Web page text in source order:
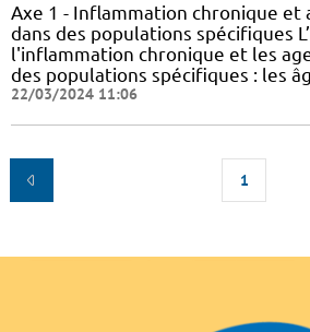
Axe 1 - Inflammation chronique et
dans des populations spécifiques
l'inflammation chronique et les
des populations spécifiques : les
22/03/2024 11:06
1